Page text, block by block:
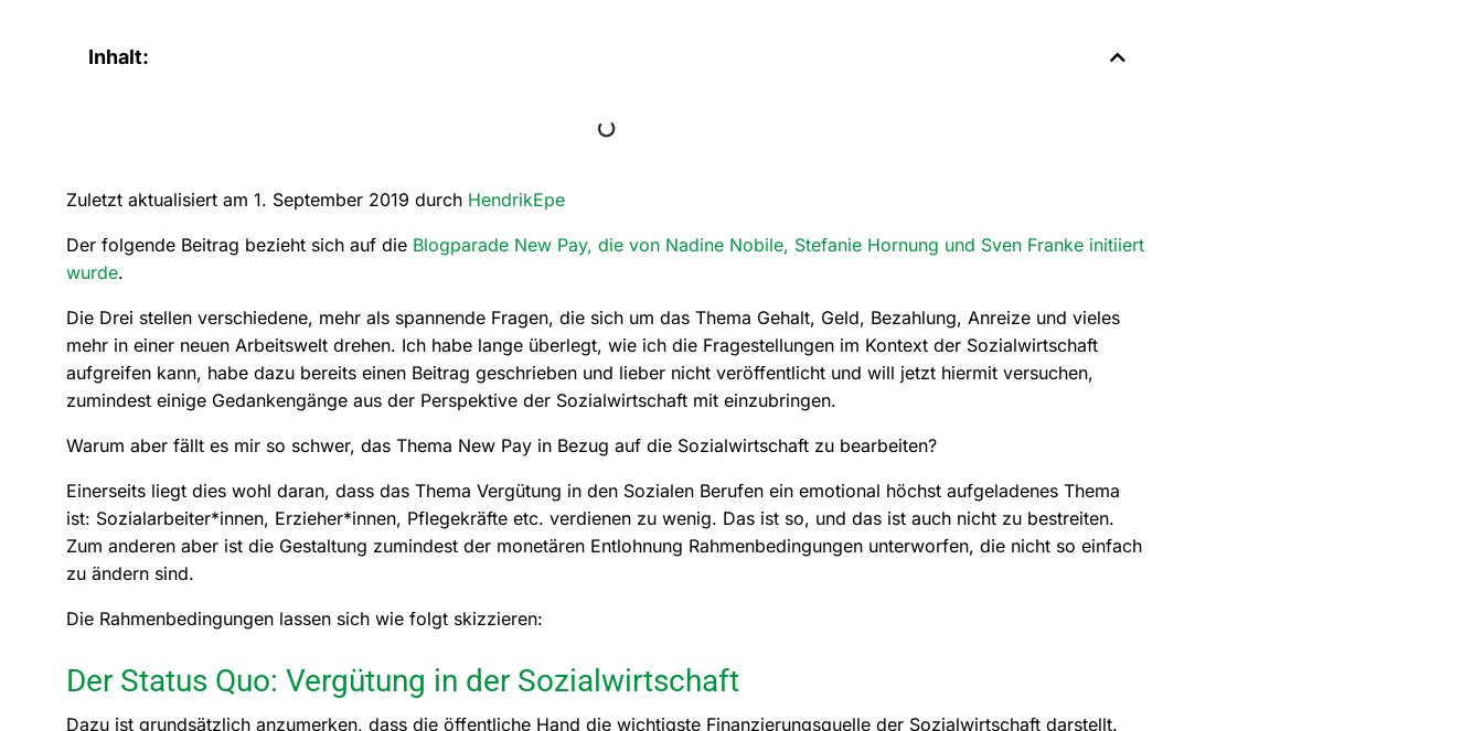
Inhalt:
Zuletzt aktualisiert am 1. September 2019 durch HendrikEpe
Der folgende Beitrag bezieht sich auf die Blogparade New Pay, die von Nadine Nobile, Stefanie Hornung und Sven Franke initiiert
wurde.
Die Drei stellen verschiedene, mehr als spannende Fragen, die sich um das Thema Gehalt, Geld, Bezahlung, Anreize und vieles
mehr in einer neuen Arbeitswelt drehen. Ich habe lange überlegt, wie ich die Fragestellungen im Kontext der Sozialwirtschaft
aufgreifen kann, habe dazu bereits einen Beitrag geschrieben und lieber nicht veröffentlicht und will jetzt hiermit versuchen,
zumindest einige Gedankengänge aus der Perspektive der Sozialwirtschaft mit einzubringen.
Warum aber fällt es mir so schwer, das Thema New Pay in Bezug auf die Sozialwirtschaft zu bearbeiten?
Einerseits liegt dies wohl daran, dass das Thema Vergütung in den Sozialen Berufen ein emotional höchst aufgeladenes Thema
ist: Sozialarbeiter*innen, Erzieher*innen, Pflegekräfte etc. verdienen zu wenig. Das ist so, und das ist auch nicht zu bestreiten.
Zum anderen aber ist die Gestaltung zumindest der monetären Entlohnung Rahmenbedingungen unterworfen, die nicht so einfach
zu ändern sind.
Die Rahmenbedingungen lassen sich wie folgt skizzieren:
Der Status Quo: Vergütung in der Sozialwirtschaft
Dazu ist grundsätzlich anzumerken, dass die öffentliche Hand die wichtigste Finanzierungsquelle der Sozialwirtschaft darstellt.